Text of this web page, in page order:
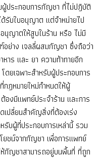
ผู้ประกอบการกัญชา ที่ไม่ปฎิบัติ
รับใบอนุญาต แต่จำหน่ายไป
นุญาตให้สูบในร้าน หรือ ไม่มี
ย่าง เจลลี่ผสมกัญชา ซึ่งถือว่า
าร และ ยา ความท้าทายอีก
ยเฉพาะสำหรับผู้ประกอบการ
กฎหมายใหม่กำหนดให้ผู้
งมีแพทย์ประจำร้าน และการ
เปลี่ยนสำคัญสิ่งที่ต้องเร่ง
รับผู้ที่ประกอบการเหล่านี้ รวม
ยชน์จากกัญชา เพื่อการแพทย์
ห้กัญชาสามารถอยู่บนพื้นที่ ที่ถูก